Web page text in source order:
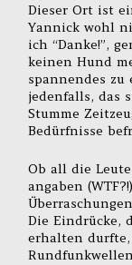
Dieser Ort ist
Yannick wohl
ich “Danke!”,
keinen Hund
spannendes zu
jedenfalls, das
Stumme
Bedürfnisse
Ob all die
angaben
Die Eindrücke,
erhalten